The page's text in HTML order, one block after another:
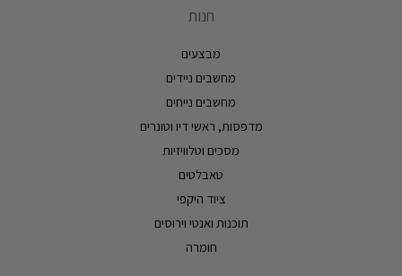
חנות
מבצעים
מחשבים ניידים
מחשבים נייחים
מדפסות, ראשי דיו וטונרים
מסכים וטלוויזיות
טאבלטים
ציוד היקפי
תוכנות ואנטי וירוסים
חומרה